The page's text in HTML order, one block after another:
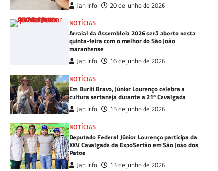
Jan Info
20 de junho de 2026
NOTÍCIAS
Arraial da Assembleia 2026 será aberto nesta
quinta-feira com o melhor do São João
maranhense
Jan Info
16 de junho de 2026
NOTÍCIAS
Em Buriti Bravo, Júnior Lourenço celebra a
cultura sertaneja durante a 21ª Cavalgada
Jan Info
15 de junho de 2026
NOTÍCIAS
Deputado Federal Júnior Lourenço participa da
XXV Cavalgada da ExpoSertão em São João dos
Patos
Jan Info
13 de junho de 2026